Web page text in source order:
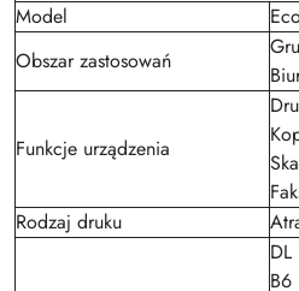
Model
Obszar zastosowań
Funkcje urządzenia
Rodzaj druku
B6